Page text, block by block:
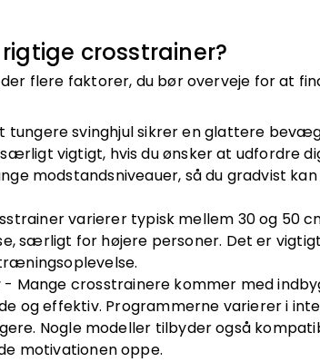
crosstrainer?
flere faktorer, du bør overveje for at
tungere svinghjul sikrer en glattere
vigtigt, hvis du ønsker at udfordre
modstandsniveauer, så du gradvist
varierer typisk mellem 30 og 50
særligt for højere personer. Det er
- Mange crosstrainere kommer med
og effektiv. Programmerne varierer i
Nogle modeller tilbyder også
motivationen oppe.